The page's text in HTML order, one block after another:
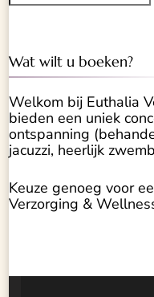
Wat wilt u boeken?
Welkom bij Euthalia
bieden een uniek
ontspanning
jacuzzi, heerlijk
Keuze genoeg voor
Verzorging &